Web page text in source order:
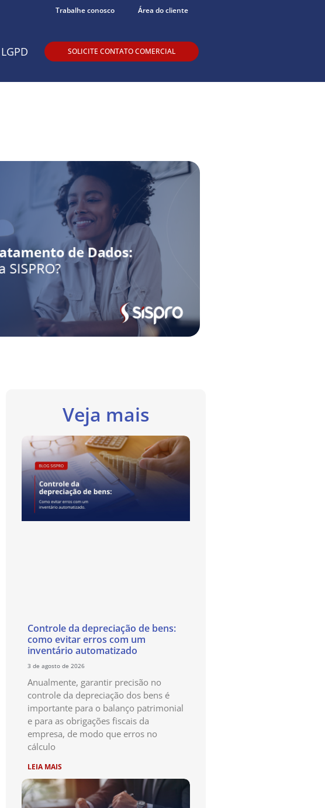
Trabalhe conosco Área do cliente
LGPD SOLICITE CONTATO COMERCIAL
Veja mais
Controle da depreciação de bens:
como evitar erros com um
inventário automatizado
3 de agosto de 2026
Anualmente, garantir precisão no
controle da depreciação dos bens é
importante para o balanço patrimonial
e para as obrigações fiscais da
empresa, de modo que erros no
cálculo
LEIA MAIS